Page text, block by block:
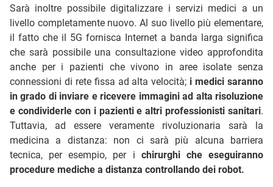
Sarà inoltre possibile digitalizzare i servizi medici a un
livello completamente nuovo. Al suo livello più elementare,
il fatto che il 5G fornisca Internet a banda larga significa
che sarà possibile una consultazione video approfondita
anche per i pazienti che vivono in aree isolate senza
connessioni di rete fissa ad alta velocità; i medici saranno
in grado di inviare e ricevere immagini ad alta risoluzione
e condividerle con i pazienti e altri professionisti sanitari.
Tuttavia, ad essere veramente rivoluzionaria sarà la
medicina a distanza: non ci sarà più alcuna barriera
tecnica, per esempio, per i chirurghi che eseguiranno
procedure mediche a distanza controllando dei robot.